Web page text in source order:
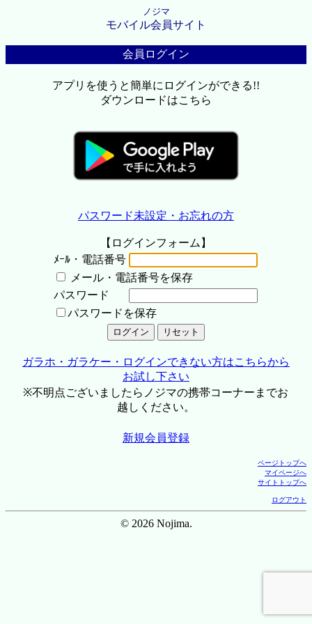
ノジマ
モバイル会員サイト
会員ログイン
アプリを使うと簡単にログインができる!!
ダウンロードはこちら
パスワード未設定・お忘れの方
【ログインフォーム】
ﾒｰﾙ・電話番号
メール・電話番号を保存
パスワード
パスワードを保存
ガラホ・ガラケー・ログインできない方はこちらから
お試し下さい
※不明点ございましたらノジマの携帯コーナーまでお
越しください。
新規会員登録
ページトップへ
マイページへ
サイトトップへ
ログアウト
© 2026 Nojima.